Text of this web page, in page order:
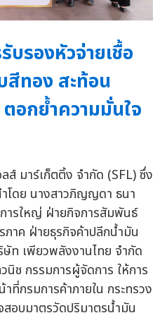
บรองหัวจ่ายเชื้อ
สีทอง สะท้อน
อกย้ำความมั่นใจ
ส์ มาร์เก็ตติ้ง จำกัด (SFL) ซึ่ง
ำโดย นางสาวภิญญดา ธนา
รใหญ่ ฝ่ายกิจการสัมพันธ์
าค ฝ่ายธุรกิจค้าปลีกน้ำมัน
ษัท เพียวพลังงานไทย จำกัด
นิช กรรมการผู้จัดการ ให้การ
ที่กรมการค้าภายใน กระทรวง
อบมาตรวัดปริมาตรน้ำมัน